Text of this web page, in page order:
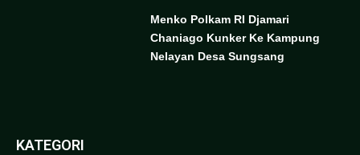
Menko Polkam RI Djamari
Chaniago Kunker Ke Kampung
Nelayan Desa Sungsang
KATEGORI